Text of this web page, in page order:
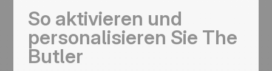
So aktivieren und
personalisieren Sie The
Butler